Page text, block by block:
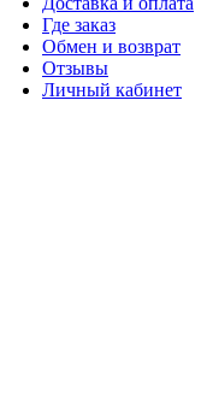
Где заказ
Обмен и возврат
Отзывы
Личный кабинет